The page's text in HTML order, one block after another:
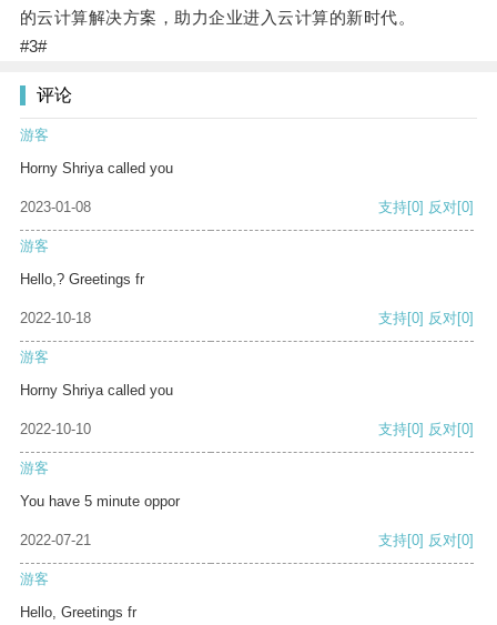
的云计算解决方案，助力企业进入云计算的新时代。
#3#
评论
游客
Horny Shriya called you
2023-01-08 支持[0] 反对[0]
游客
Hello,? Greetings fr
2022-10-18 支持[0] 反对[0]
游客
Horny Shriya called you
2022-10-10 支持[0] 反对[0]
游客
You have 5 minute oppor
2022-07-21 支持[0] 反对[0]
游客
Hello, Greetings fr